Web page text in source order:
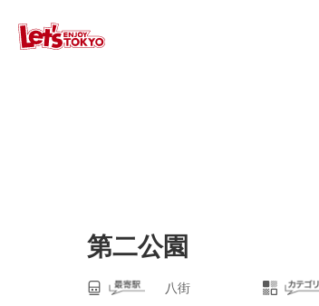
第二公園
八街